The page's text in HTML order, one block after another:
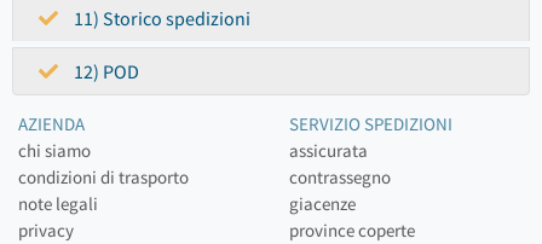
11) Storico spedizioni
12) POD
AZIENDA
chi siamo
condizioni di trasporto
note legali
privacy
SERVIZIO SPEDIZIONI
assicurata
contrassegno
giacenze
province coperte